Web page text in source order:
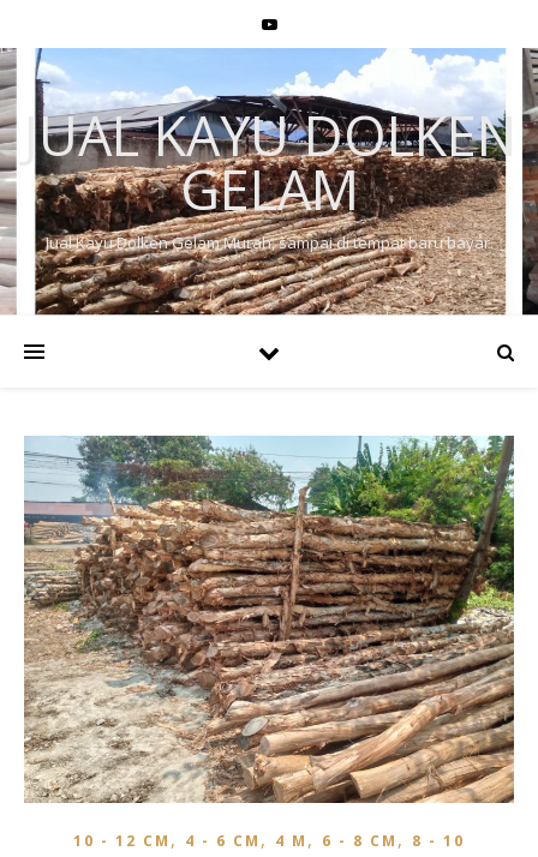
JUAL KAYU DOLKEN
GELAM
Jual Kayu Dolken Gelam Murah, sampai di tempat baru bayar.
10 - 12 CM , 4 - 6 CM , 4 M , 6 - 8 CM , 8 - 10